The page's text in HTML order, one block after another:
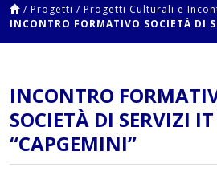
/ Progetti / Progetti Culturali e
INCONTRO FORMATIVO SOCIETÀ DI
INCONTRO
SOCIETÀ DI SERVIZI IT
“CAPGEMINI”